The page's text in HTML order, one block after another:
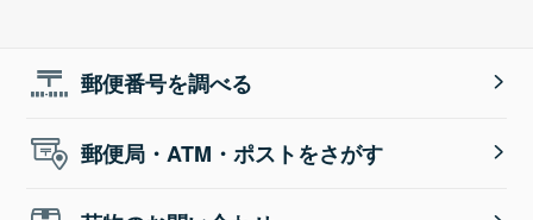
郵便番号を調べる
郵便局・ATM・ポストをさがす